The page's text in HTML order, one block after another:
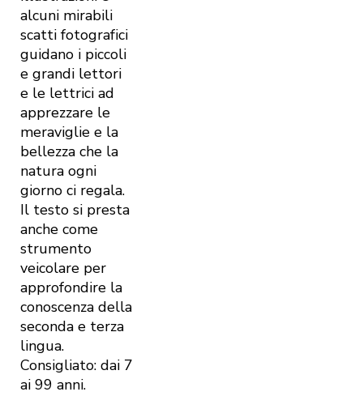
alcuni mirabili
scatti fotografici
guidano i piccoli
e grandi lettori
e le lettrici ad
apprezzare le
meraviglie e la
bellezza che la
natura ogni
giorno ci regala.
Il testo si presta
anche come
strumento
veicolare per
approfondire la
conoscenza della
seconda e terza
lingua.
Consigliato: dai 7
ai 99 anni.